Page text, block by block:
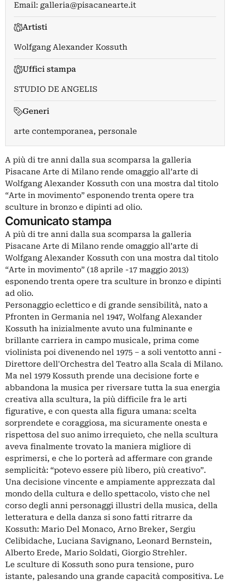
Email: galleria@pisacanearte.it
Artisti
Wolfgang Alexander Kossuth
Uffici stampa
STUDIO DE ANGELIS
Generi
arte contemporanea, personale
A più di tre anni dalla sua scomparsa la galleria
Pisacane Arte di Milano rende omaggio all’arte di
Wolfgang Alexander Kossuth con una mostra dal titolo
“Arte in movimento” esponendo trenta opere tra
sculture in bronzo e dipinti ad olio.
Comunicato stampa
A più di tre anni dalla sua scomparsa la galleria
Pisacane Arte di Milano rende omaggio all’arte di
Wolfgang Alexander Kossuth con una mostra dal titolo
“Arte in movimento” (18 aprile -17 maggio 2013)
esponendo trenta opere tra sculture in bronzo e dipinti
ad olio.
Personaggio eclettico e di grande sensibilità, nato a
Pfronten in Germania nel 1947, Wolfang Alexander
Kossuth ha inizialmente avuto una fulminante e
brillante carriera in campo musicale, prima come
violinista poi divenendo nel 1975 – a soli ventotto anni -
Direttore dell'Orchestra del Teatro alla Scala di Milano.
Ma nel 1979 Kossuth prende una decisione forte e
abbandona la musica per riversare tutta la sua energia
creativa alla scultura, la più difficile fra le arti
figurative, e con questa alla figura umana: scelta
sorprendete e coraggiosa, ma sicuramente onesta e
rispettosa del suo animo irrequieto, che nella scultura
aveva finalmente trovato la maniera migliore di
esprimersi, e che lo porterà ad affermare con grande
semplicità: “potevo essere più libero, più creativo”.
Una decisione vincente e ampiamente apprezzata dal
mondo della cultura e dello spettacolo, visto che nel
corso degli anni personaggi illustri della musica, della
letteratura e della danza si sono fatti ritrarre da
Kossuth: Mario Del Monaco, Arno Breker, Sergiu
Celibidache, Luciana Savignano, Leonard Bernstein,
Alberto Erede, Mario Soldati, Giorgio Strehler.
Le sculture di Kossuth sono pura tensione, puro
istante, palesando una grande capacità compositiva. Le